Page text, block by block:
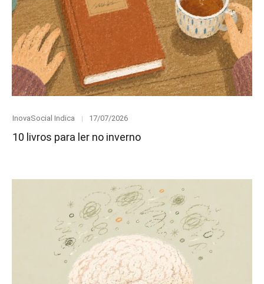
Category
InovaSocial Indica
Posted
17/07/2026
10 livros para ler no inverno